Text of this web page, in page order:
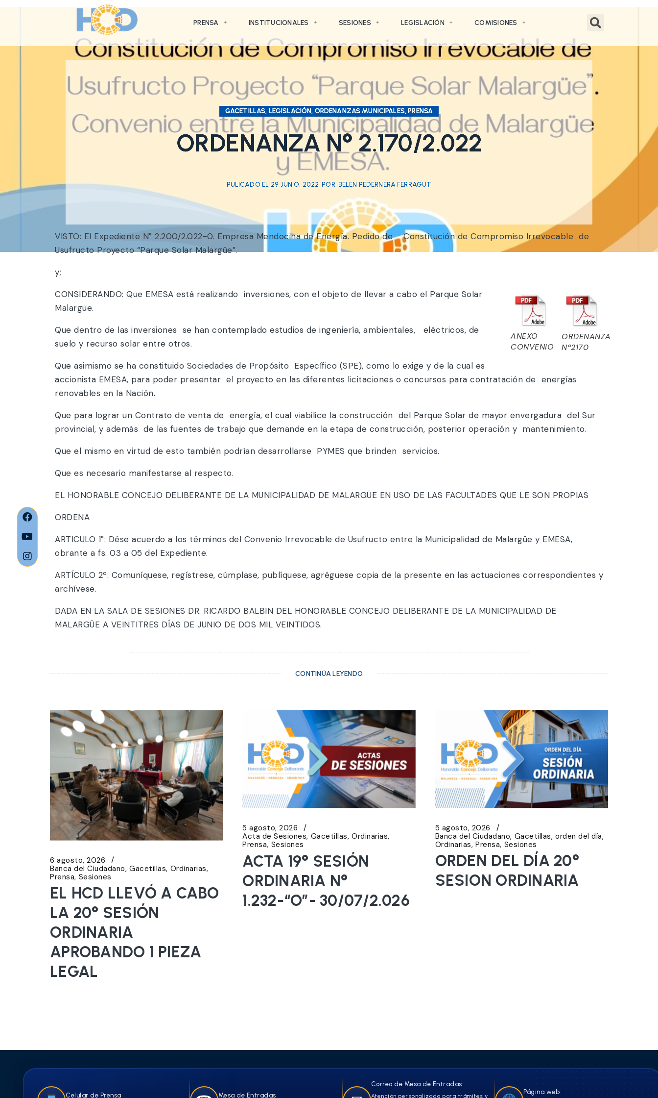
PRENSA INSTITUCIONALES SESIONES LEGISLACIÓN COMISIONES
GACETILLAS, LEGISLACIÓN, ORDENANZAS MUNICIPALES, PRENSA
ORDENANZA N° 2.170/2.022
PULICADO EL 29 JUNIO, 2022 POR BELEN PEDERNERA FERRAGUT
VISTO: El Expediente N° 2.200/2.022-0. Empresa Mendocina de Energía. Pedido de Constitución de Compromiso Irrevocable de
Usufructo Proyecto “Parque Solar Malargüe”.
y;
ORDENANZA
Nº2170
ANEXO
CONVENIO
CONSIDERANDO: Que EMESA está realizando inversiones, con el objeto de llevar a cabo el Parque Solar
Malargüe.
Que dentro de las inversiones se han contemplado estudios de ingeniería, ambientales, eléctricos, de
suelo y recurso solar entre otros.
Que asimismo se ha constituido Sociedades de Propósito Específico (SPE), como lo exige y de la cual es
accionista EMESA, para poder presentar el proyecto en las diferentes licitaciones o concursos para contratación de energías
renovables en la Nación.
Que para lograr un Contrato de venta de energía, el cual viabilice la construcción del Parque Solar de mayor envergadura del Sur
provincial, y además de las fuentes de trabajo que demande en la etapa de construcción, posterior operación y mantenimiento.
Que el mismo en virtud de esto también podrían desarrollarse PYMES que brinden servicios.
Que es necesario manifestarse al respecto.
EL HONORABLE CONCEJO DELIBERANTE DE LA MUNICIPALIDAD DE MALARGÜE EN USO DE LAS FACULTADES QUE LE SON PROPIAS
ORDENA
ARTICULO 1°: Dése acuerdo a los términos del Convenio Irrevocable de Usufructo entre la Municipalidad de Malargüe y EMESA,
obrante a fs. 03 a 05 del Expediente.
ARTÍCULO 2º: Comuníquese, regístrese, cúmplase, publíquese, agréguese copia de la presente en las actuaciones correspondientes y
archívese.
DADA EN LA SALA DE SESIONES DR. RICARDO BALBIN DEL HONORABLE CONCEJO DELIBERANTE DE LA MUNICIPALIDAD DE
MALARGÜE A VEINTITRES DÍAS DE JUNIO DE DOS MIL VEINTIDOS.
CONTINÚA LEYENDO
6 agosto, 2026
Banca del Ciudadano Gacetillas Ordinarias
Prensa Sesiones
EL HCD LLEVÓ A CABO
LA 20° SESIÓN
ORDINARIA
APROBANDO 1 PIEZA
LEGAL
5 agosto, 2026
Acta de Sesiones Gacetillas Ordinarias
Prensa Sesiones
ACTA 19° SESIÓN
ORDINARIA N°
1.232-“O”- 30/07/2.026
5 agosto, 2026
Banca del Ciudadano Gacetillas orden del día
Ordinarias Prensa Sesiones
ORDEN DEL DÍA 20°
SESION ORDINARIA
Celular de Prensa Mesa de Entradas
Correo de Mesa de Entradas
Atención personalizada para trámites y
Página web